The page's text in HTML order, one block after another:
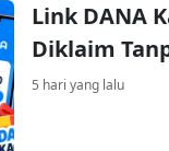
Link DANA
Diklaim
5 hari yang lalu